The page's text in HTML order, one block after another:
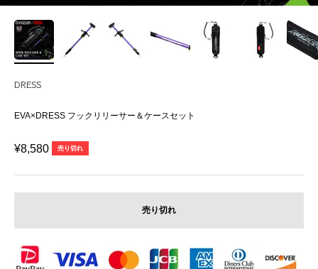
DRESS
EVA×DRESS フックリリーサー＆ケースセット
セール価格
¥8,580 売り切れ
売り切れ